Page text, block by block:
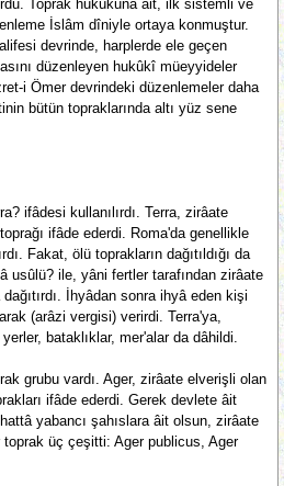
Toprak hukûkuna âit, ilk sistemli ve
İslâm dîniyle ortaya konmuştur.
devrinde, harplerde ele geçen
düzenleyen hukûkî müeyyideler
i Ömer devrindeki düzenlemeler daha
bütün topraklarında altı yüz sene
ifâdesi kullanılırdı. Terra, zirâate
ifâde ederdi. Roma'da genellikle
Fakat, ölü toprakların dağıtıldığı da
usûlü? ile, yâni fertler tarafından zirâate
İhyâdan sonra ihyâ eden kişi
(arâzi vergisi) verirdi. Terra'ya,
bataklıklar, mer'alar da dâhildi.
grubu vardı. Ager, zirâate elverişli olan
ifâde ederdi. Gerek devlete âit
yabancı şahıslara âit olsun, zirâate
üç çeşitti: Ager publicus, Ager